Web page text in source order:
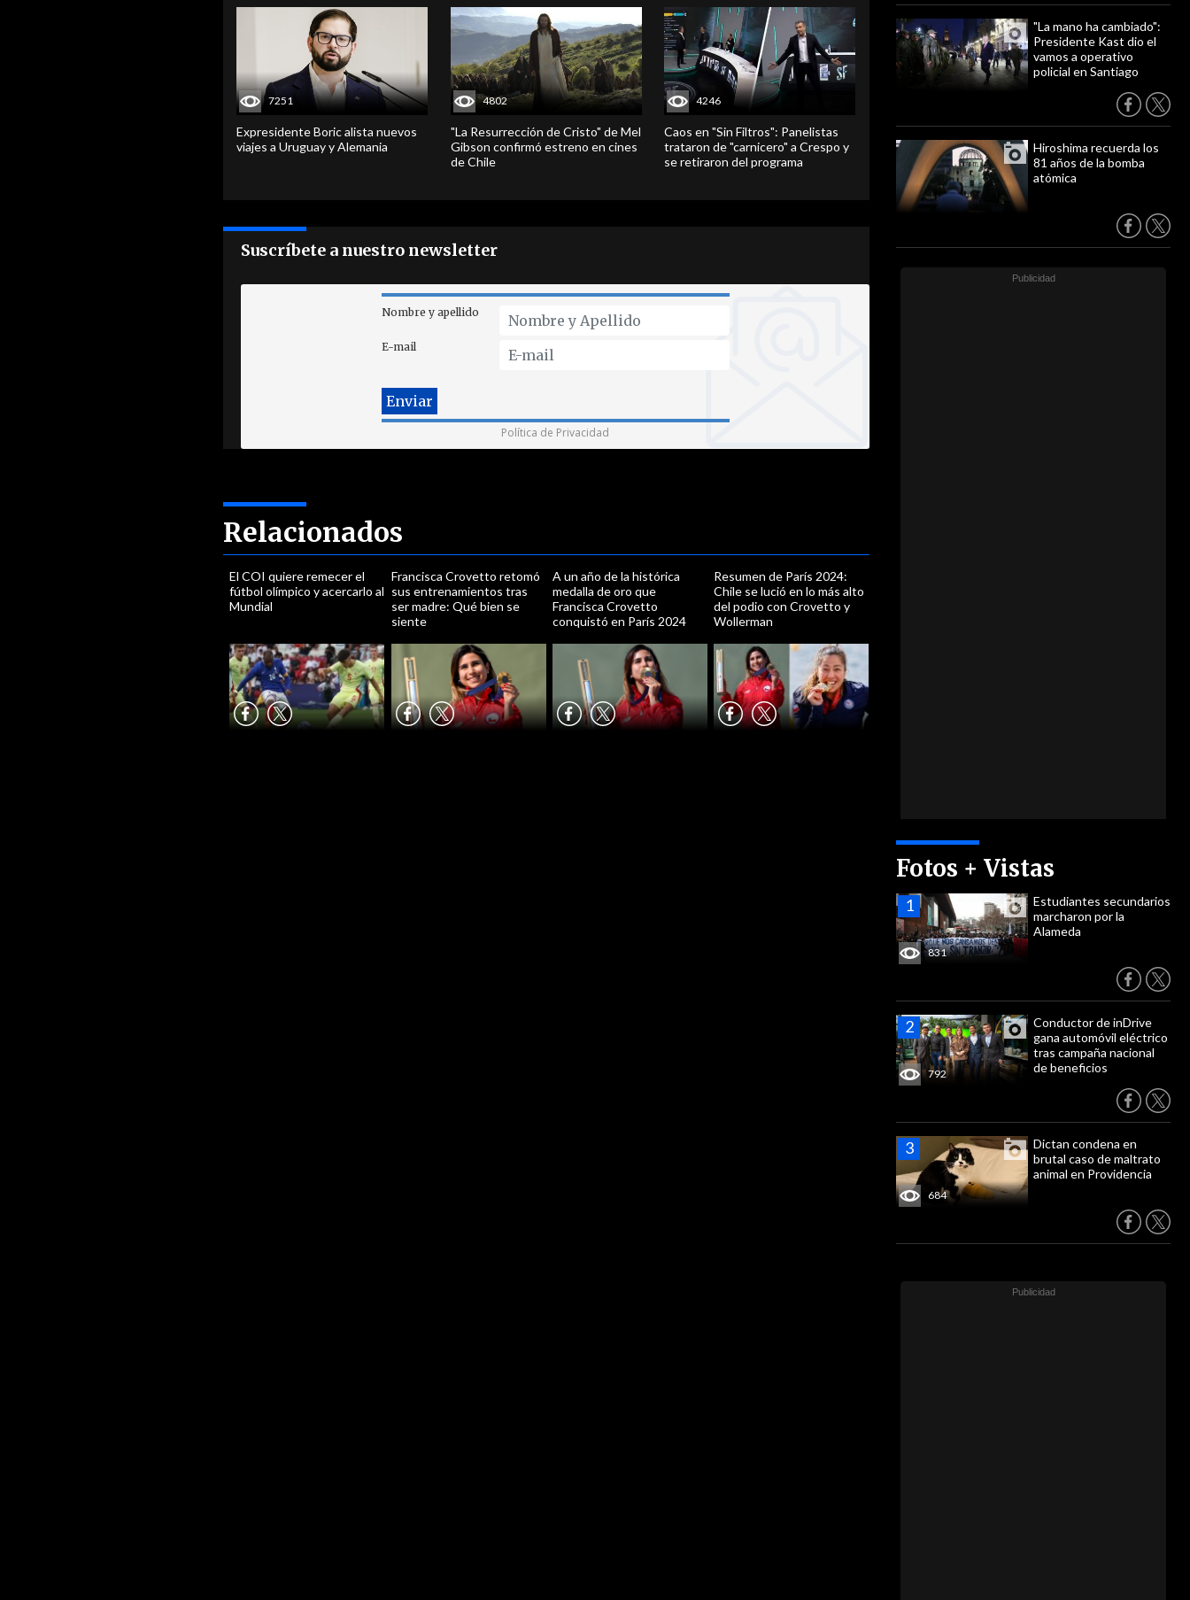
"La mano ha cambiado":
Presidente Kast dio el
vamos a operativo
policial en Santiago
Hiroshima recuerda los
81 años de la bomba
atómica
Fotos + Vistas
831
Estudiantes secundarios
marcharon por la
Alameda
792
Conductor de inDrive
gana automóvil eléctrico
tras campaña nacional
de beneficios
684
Dictan condena en
brutal caso de maltrato
animal en Providencia
7251
Expresidente Boric alista nuevos
viajes a Uruguay y Alemania
4802
"La Resurrección de Cristo" de Mel
Gibson confirmó estreno en cines
de Chile
4246
Caos en "Sin Filtros": Panelistas
trataron de "carnicero" a Crespo y
se retiraron del programa
Suscríbete a nuestro newsletter
Nombre y apellido
E-mail
Política de Privacidad
Relacionados
El COI quiere remecer el
fútbol olímpico y acercarlo al
Mundial
Francisca Crovetto retomó
sus entrenamientos tras
ser madre: Qué bien se
siente
A un año de la histórica
medalla de oro que
Francisca Crovetto
conquistó en París 2024
Resumen de París 2024:
Chile se lució en lo más alto
del podio con Crovetto y
Wollerman